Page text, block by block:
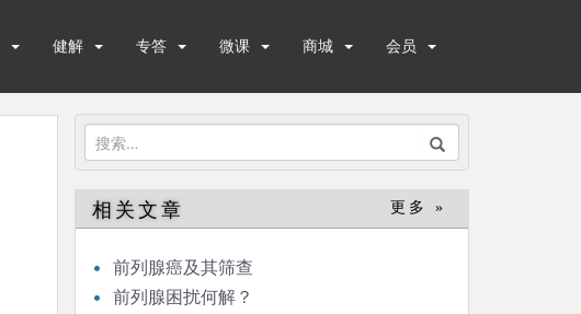
健解 专答 微课 商城 会员
搜
索：
相关文章 更多 »
前列腺癌及其筛查
前列腺困扰何解？